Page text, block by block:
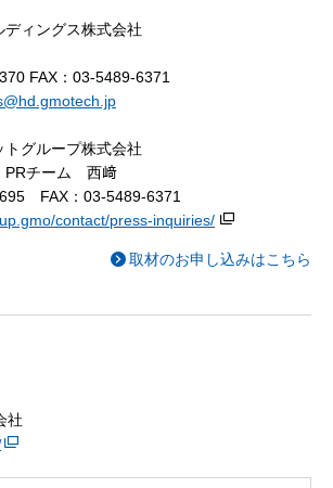
ィングス株式会社
FAX：03-5489-6371
トグループ株式会社
チーム 西﨑
FAX：03-5489-6371
contact/press-inquiries/
取材のお申し込みはこちら
社